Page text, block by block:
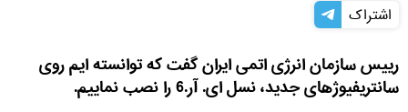
اشتراک
رییس سازمان انرژی اتمی ایران گفت که توانسته ایم روی
سانتریفیوژ‌های جدید، نسل‌ ای. آر.6 را نصب نماییم.